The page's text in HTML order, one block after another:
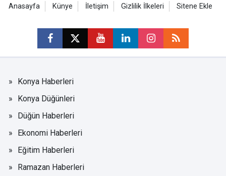
Anasayfa Künye İletişim Gizlilik İlkeleri Sitene Ekle
Konya Haberleri
Konya Düğünleri
Düğün Haberleri
Ekonomi Haberleri
Eğitim Haberleri
Ramazan Haberleri